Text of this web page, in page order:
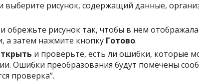
выберите рисунок, содержащий данные,
обрежьте рисунок так, чтобы в нем
а затем нажмите кнопку Готово.
и проверьте, есть ли ошибки, которые
Ошибки преобразования будут помечены
проверка”.